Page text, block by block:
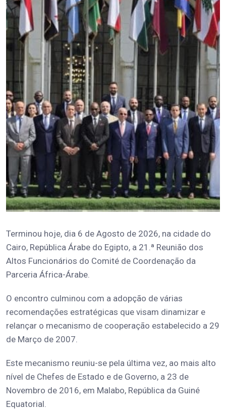
Terminou hoje, dia 6 de Agosto de 2026, na cidade do
Cairo, República Árabe do Egipto, a 21.ª Reunião dos
Altos Funcionários do Comité de Coordenação da
Parceria África-Árabe.
O encontro culminou com a adopção de várias
recomendações estratégicas que visam dinamizar e
relançar o mecanismo de cooperação estabelecido a 29
de Março de 2007.
Este mecanismo reuniu-se pela última vez, ao mais alto
nível de Chefes de Estado e de Governo, a 23 de
Novembro de 2016, em Malabo, República da Guiné
Equatorial.